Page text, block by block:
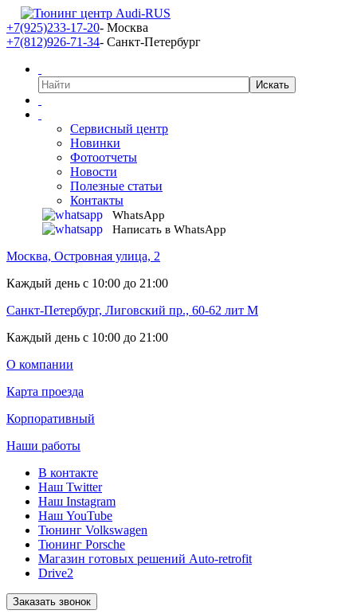
+7(925)233-17-20- Москва
+7(812)926-71-34- Санкт-Петербург
Сервисный центр
Новинки
Фотоотчеты
Новости
Полезные статьи
Контакты
WhatsApp
Написать в WhatsApp
Москва, Островная улица, 2
Каждый день с 10:00 до 21:00
Санкт-Петербург, Лиговский пр., 60-62 лит М
Каждый день с 10:00 до 21:00
О компании
Карта проезда
Корпоративный
Наши работы
В контакте
Наш Twitter
Наш Instagram
Наш YouTube
Тюнинг Volkswagen
Тюнинг Porsche
Магазин готовых решений Auto-retrofit
Drive2
Заказать звонок